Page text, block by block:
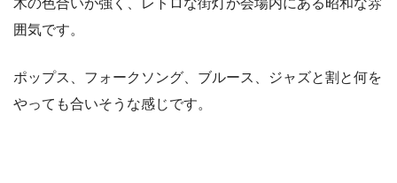
囲気です。
ポップス、フォークソング、ブルース、ジャズと割と何を
やっても合いそうな感じです。